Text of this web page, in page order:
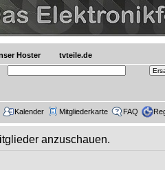
Hoster tvteile.de
Kalender Mitgliederkarte FAQ
anzuschauen.